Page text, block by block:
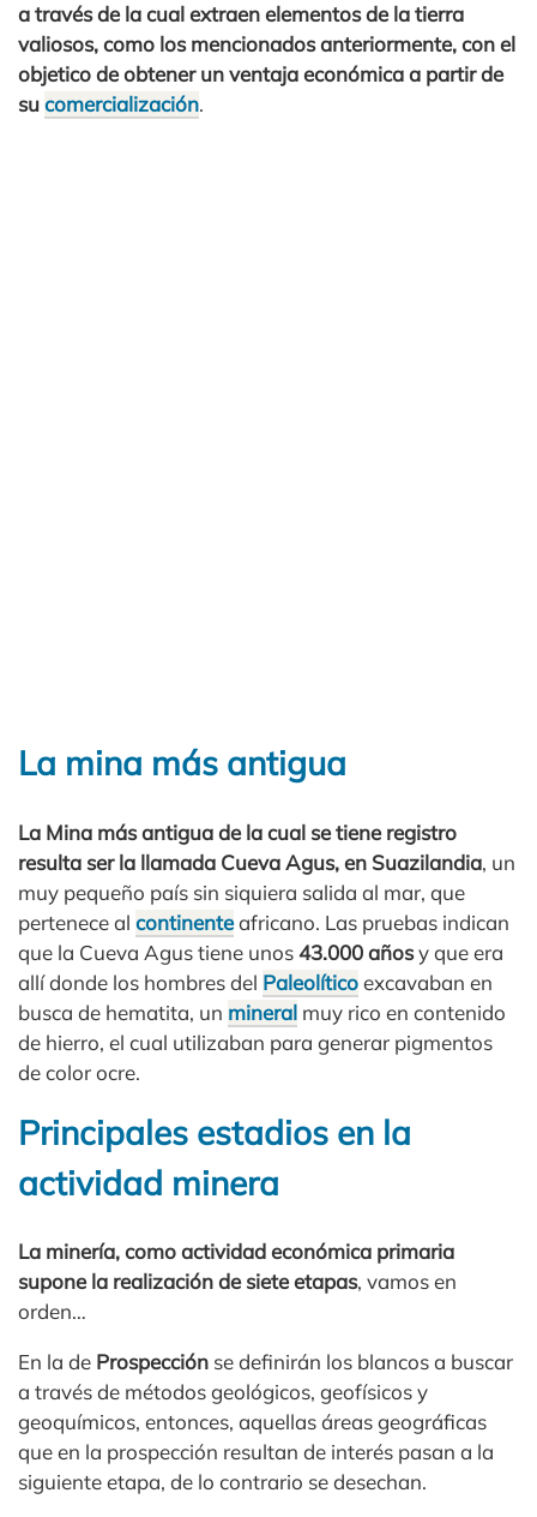
a través de la cual extraen elementos de la tierra
valiosos, como los mencionados anteriormente, con el
objetico de obtener un ventaja económica a partir de
sucomercialización.
La mina más antigua
La Mina más antigua de la cual se tiene registro
resulta ser la llamada Cueva Agus, en Suazilandia, un
muy pequeño país sin siquiera salida al mar, que
pertenece al continenteafricano. Las pruebas indican
que la Cueva Agus tiene unos43.000 añosy que era
allí donde los hombres del Paleolíticoexcavaban en
busca de hematita, un mineral muy rico en contenido
de hierro, el cual utilizaban para generar pigmentos
de color ocre.
Principales estadios en la
actividad minera
La minería, como actividad económica primaria
supone la realización de siete etapas, vamos en
orden…
En la de Prospección se definirán los blancos a buscar
a través de métodos geológicos, geofísicos y
geoquímicos, entonces, aquellas áreas geográficas
que en la prospección resultan de interés pasan a la
siguiente etapa, de lo contrario se desechan.